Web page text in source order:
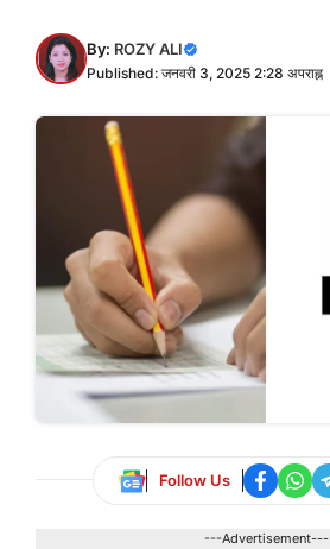
By: ROZY ALI
Published: जनवरी 3, 2025 2:28 अपराह्न
Follow Us
---Advertisement---